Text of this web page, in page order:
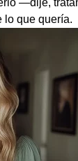
—dije,
lo que quería.